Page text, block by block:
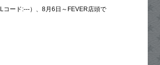
ード:---）、8月6日～FEVER店頭で